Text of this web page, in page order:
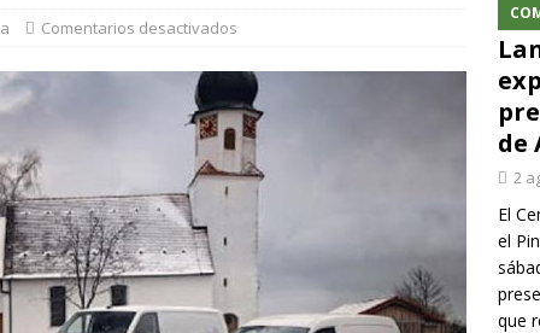
Comentarios desactivados
de
2
El
el
que